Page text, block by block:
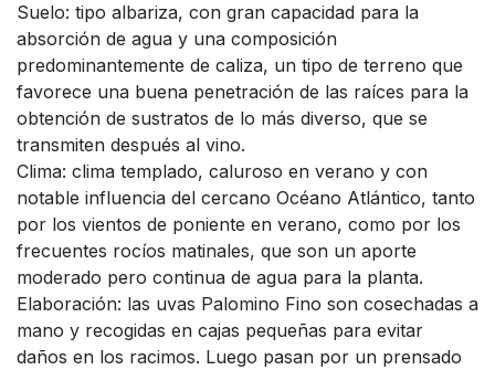
Suelo: tipo albariza, con gran capacidad para la
absorción de agua y una composición
predominantemente de caliza, un tipo de terreno que
favorece una buena penetración de las raíces para la
obtención de sustratos de lo más diverso, que se
transmiten después al vino.
Clima: clima templado, caluroso en verano y con
notable influencia del cercano Océano Atlántico, tanto
por los vientos de poniente en verano, como por los
frecuentes rocíos matinales, que son un aporte
moderado pero continua de agua para la planta.
Elaboración: las uvas Palomino Fino son cosechadas a
mano y recogidas en cajas pequeñas para evitar
daños en los racimos. Luego pasan por un prensado